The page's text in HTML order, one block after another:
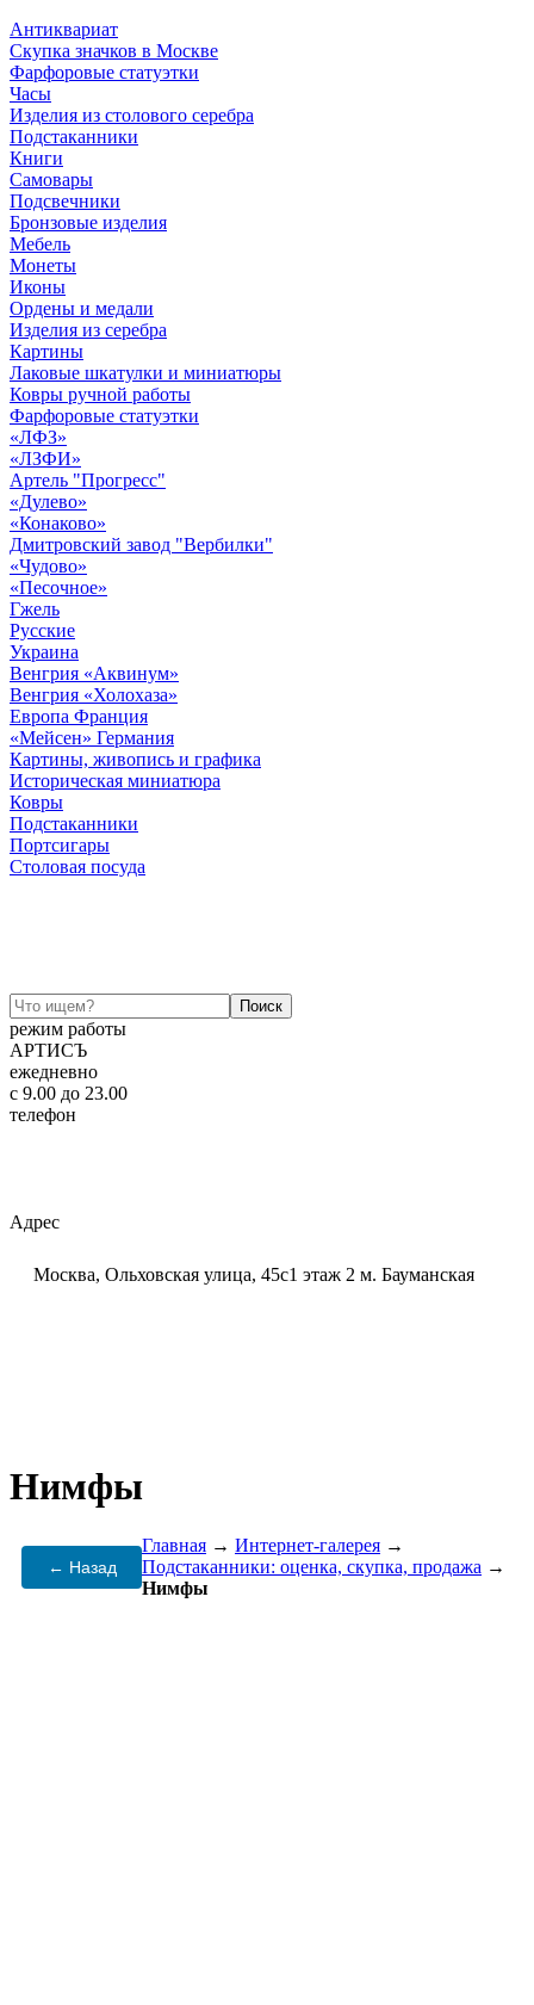
Антиквариат
Скупка значков в Москве
Фарфоровые статуэтки
Часы
Изделия из столового серебра
Подстаканники
Книги
Самовары
Подсвечники
Бронзовые изделия
Мебель
Монеты
Иконы
Ордены и медали
Изделия из серебра
Картины
Лаковые шкатулки и миниатюры
Ковры ручной работы
Фарфоровые статуэтки
«ЛФЗ»
«ЛЗФИ»
Артель "Прогресс"
«Дулево»
«Конаково»
Дмитровский завод "Вербилки"
«Чудово»
«Песочное»
Гжель
Русские
Украина
Венгрия «Аквинум»
Венгрия «Холохаза»
Европа Франция
«Мейсен» Германия
Картины, живопись и графика
Историческая миниатюра
Ковры
Подстаканники
Портсигары
Столовая посуда
режим работы
АРТИСЪ
ежедневно
c 9.00 до 23.00
телефон
Адрес
Москва, Ольховская улица, 45с1 этаж 2 м. Бауманская
Нимфы
← Назад
Главная → Интернет-галерея →
Подстаканники: оценка, скупка, продажа →
Нимфы